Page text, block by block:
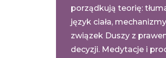
porządkują teorię:
język ciała,
związek Duszy z
decyzji. Medytacje i